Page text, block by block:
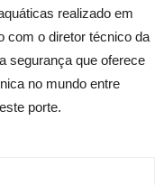
realizado em
com o diretor técnico da
segurança que oferece
no mundo entre
porte.